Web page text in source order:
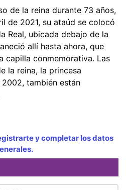
de la reina durante 73 años,
de 2021, su ataúd se colocó
Real, ubicada debajo de la
allí hasta ahora, que
capilla conmemorativa. Las
la reina, la princesa
también están
y completar los datos